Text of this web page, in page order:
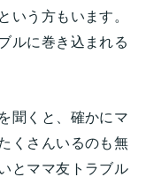
いう方もいます。
ルに巻き込まれる
聞くと、確かにマ
くさんいるのも無
とママ友トラブル